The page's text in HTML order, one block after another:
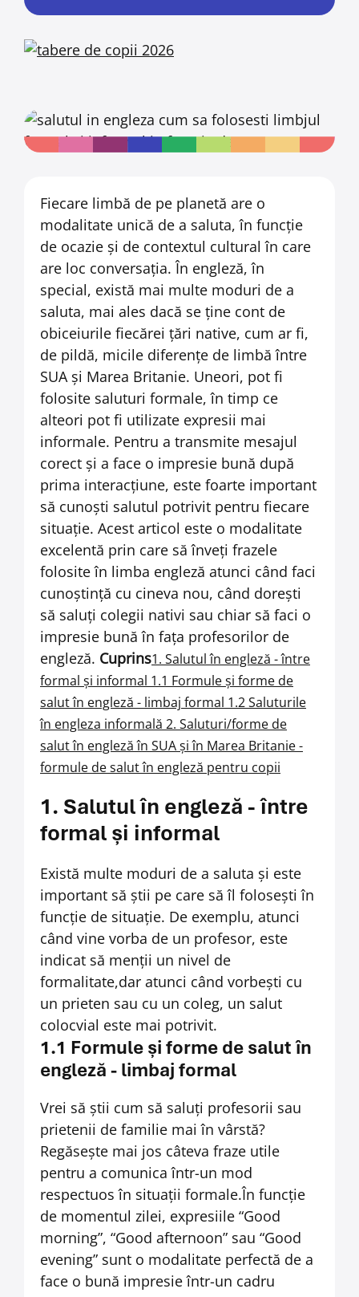
Fiecare limbă de pe planetă are o
modalitate unică de a saluta, în funcție
de ocazie și de contextul cultural în care
are loc conversația. În engleză, în
special, există mai multe moduri de a
saluta, mai ales dacă se ține cont de
obiceiurile fiecărei țări native, cum ar fi,
de pildă, micile diferențe de limbă între
SUA și Marea Britanie. Uneori, pot fi
folosite saluturi formale, în timp ce
alteori pot fi utilizate expresii mai
informale. Pentru a transmite mesajul
corect și a face o impresie bună după
prima interacțiune, este foarte important
să cunoști salutul potrivit pentru fiecare
situație. Acest articol este o modalitate
excelentă prin care să înveți frazele
folosite în limba engleză atunci când faci
cunoștință cu cineva nou, când dorești
să saluți colegii nativi sau chiar să faci o
impresie bună în fața profesorilor de
engleză. Cuprins1. Salutul în engleză - între
formal și informal 1.1 Formule și forme de
salut în engleză - limbaj formal 1.2 Saluturile
în engleza informală 2. Saluturi/forme de
salut în engleză în SUA și în Marea Britanie -
formule de salut în engleză pentru copii
1. Salutul în engleză - între
formal și informal
Există multe moduri de a saluta și este
important să știi pe care să îl folosești în
funcție de situație. De exemplu, atunci
când vine vorba de un profesor, este
indicat să menții un nivel de
formalitate,dar atunci când vorbești cu
un prieten sau cu un coleg, un salut
colocvial este mai potrivit.
1.1 Formule și forme de salut în
engleză - limbaj formal
Vrei să știi cum să saluți profesorii sau
prietenii de familie mai în vârstă?
Regăsește mai jos câteva fraze utile
pentru a comunica într-un mod
respectuos în situații formale.În funcție
de momentul zilei, expresiile “Good
morning”, “Good afternoon” sau “Good
evening” sunt o modalitate perfectă de a
face o bună impresie într-un cadru